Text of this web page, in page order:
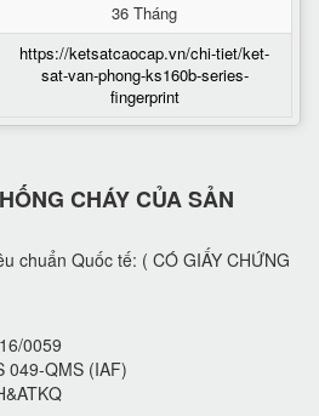
36 Tháng
https://ketsatcaocap.vn/chi-tiet/ket-
sat-van-phong-ks160b-series-
fingerprint
CHÁY CỦA SẢN
chuẩn Quốc tế: ( CÓ GIẤY CHỨNG
0059
049-QMS (IAF)